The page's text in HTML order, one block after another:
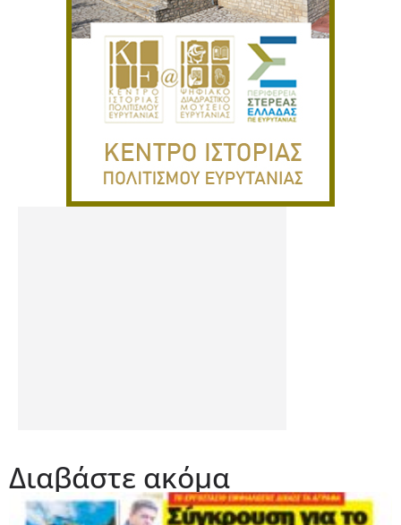
Διαβάστε ακόμα